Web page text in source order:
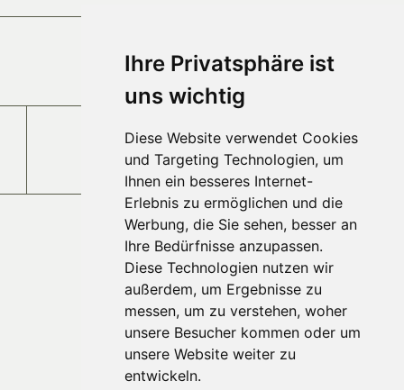
Ihre Privatsphäre ist
uns wichtig
Diese Website verwendet Cookies
und Targeting Technologien, um
Ihnen ein besseres Internet-
Erlebnis zu ermöglichen und die
Werbung, die Sie sehen, besser an
Ihre Bedürfnisse anzupassen.
Diese Technologien nutzen wir
außerdem, um Ergebnisse zu
messen, um zu verstehen, woher
unsere Besucher kommen oder um
unsere Website weiter zu
entwickeln.
Anfahrt
Jobs und Karriere